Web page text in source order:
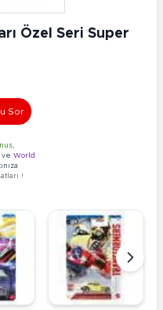
Özel Seri Super
Sor
ve World
!